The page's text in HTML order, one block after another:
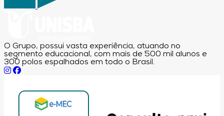
O Grupo, possui vasta experiência, atuando no
segmento educacional, com mais de 500 mil alunos e
300 polos espalhados em todo o Brasil.